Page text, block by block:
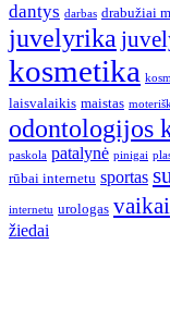
dantys darbas drabužiai
juvelyrika
kosmetika
laisvalaikis maistas
odontologijos
paskola patalynė pinigai
rūbai internetu sportas
internetu urologas vaikai
žiedai